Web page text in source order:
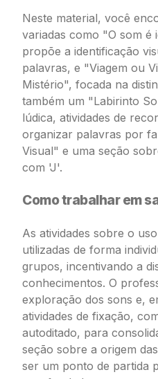
Neste material, você
variadas como "O som é
propõe a identificação
palavras, e "Viagem ou
Mistério", focada na
também um "Labirinto
lúdica, atividades de
organizar palavras por
Visual" e uma seção
com 'J'.
Como trabalhar em
As atividades sobre o
utilizadas de forma
grupos, incentivando a
conhecimentos. O
exploração dos sons e,
atividades de fixação,
autoditado, para
seção sobre a origem
ser um ponto de partida